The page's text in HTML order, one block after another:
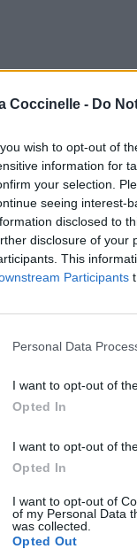
Coccinelle - Do
wish to opt-out of
information for
your selection.
seeing interest-
disclosed to
disclosure of your
This
Participants
Personal Data
I want to opt-out of
Opted In
I want to opt-out of
Opted In
I want to opt-out of
of my Personal Data
was collected.
Opted Out